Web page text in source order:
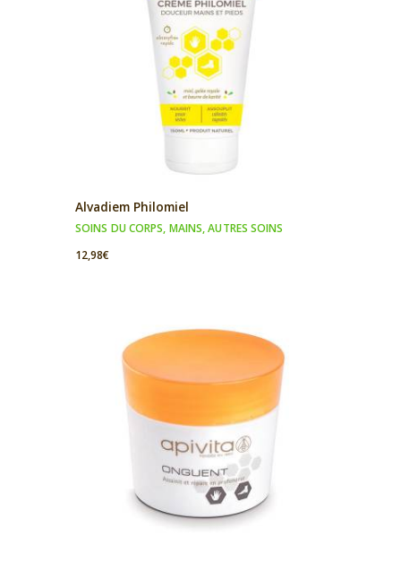
Alvadiem Philomiel
SOINS DU CORPS, MAINS,AUTRES SOINS
12,98€